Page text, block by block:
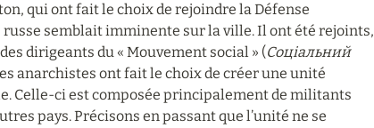
qui ont fait le choix de rejoindre la Défense
semblait imminente sur la ville. Il ont été rejoints,
dirigeants du « Mouvement social » (Соціальний
anarchistes ont fait le choix de créer une unité
Celle-ci est composée principalement de militants
pays. Précisons en passant que l’unité ne se